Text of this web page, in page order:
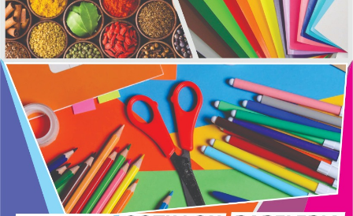
Lunes, 22 de Junio de 2026 . 08:22 Hs.